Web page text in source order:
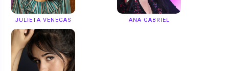
JULIETA VENEGAS ANA GABRIEL